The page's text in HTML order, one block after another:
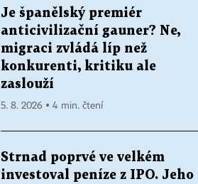
Je španělský premiér
anticivilizační gauner? Ne,
migraci zvládá líp než
konkurenti, kritiku ale
zaslouží
5. 8. 2026 ▪ 4 min. čtení
Strnad poprvé ve velkém
investoval peníze z IPO. Jeho